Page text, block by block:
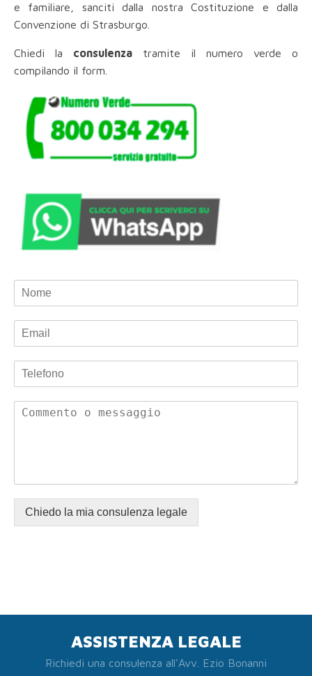
e familiare, sanciti dalla nostra Costituzione e dalla
Convenzione di Strasburgo.
Chiedi la consulenza tramite il numero verde o
compilando il form.
Chiedo la mia consulenza legale
ASSISTENZA LEGALE
Richiedi una consulenza all'Avv. Ezio Bonanni